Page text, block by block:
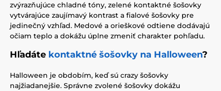
zvýrazňujúce chladné tóny, zelené kontaktné šošovky
vytvárajúce zaujímavý kontrast a fialové šošovky pre
jedinečný vzhľad. Medové a orieškové odtiene dodávajú
očiam teplo a dokážu úplne zmeniť charakter pohľadu.
Hľadáte kontaktné šošovky na Halloween?
Halloween je obdobím, keď sú crazy šošovky
najžiadanejšie. Správne zvolené šošovky dokážu